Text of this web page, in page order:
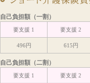
自己負担額（一割）
要支援 1 要支援 2
496円 615円
自己負担額（二割）
要支援 1 要支援 2